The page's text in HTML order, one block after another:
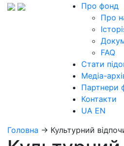
Про фонд
Про
FAQ
Стати
Медіа-
Партнери
Контакти
UA EN
Головна → Культурний